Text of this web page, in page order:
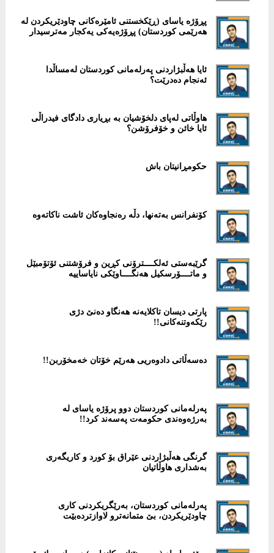
پڕۆژە یاسای (ڕێكخستنی ئامێرەكانی چاودێریكردن لە
هەرێمی كوردستان) پڕۆژەیەكی یەكجار مەترسیدار
ئایا هەڵبژاردنی پەرلەمانی كوردستان لەمساڵدا
ئەنجام دەدرێت؟
‎هاوڵاتی لەپای دلخۆشیان بە بڕیاری دادگای فیدراڵی
ئایا خائن و خۆفرۆشن؟
حكومڕانیتان باش
كۆنفرانس بەتەنها، دڵە رەنجاوەکان ئاشت ناکاتەوە
گرێبەستی ئەلکــــترۆنی كڕین و فرۆشتنی ئۆتۆمبێل
و ماتــــۆرسکیل هەنگــــاوێكی نایاساییە
پارتی دیسان تاكلایەنە هەنگاو دەنێ دژی
رێكەوتنەكانی!!
پەرلەمانی كوردستان دوو پرۆژە یاسای لە
بەرژەوەندی حكومەت پەسەند كرد!!
گرنگی هەڵبژاردنی عێراق بۆ كورد و كاریگەری
بەشداری هاوڵاتیان
پەرلەمانی كوردستان، بەرێگریكردنی كاری
چاودێریكردن، بێ متمانەترو لاوازتردەبێت